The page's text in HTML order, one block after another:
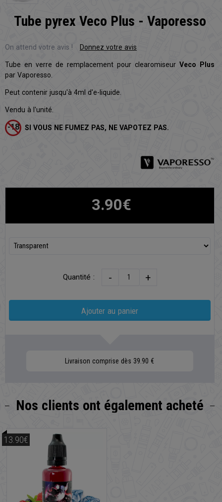
Tube pyrex Veco Plus - Vaporesso
On attend votre avis ! Donnez votre avis
Tube en verre de remplacement pour clearomiseur Veco Plus
par Vaporesso.
Peut contenir jusqu'à 4ml d'e-liquide.
Vendu à l'unité.
SI VOUS NE FUMEZ PAS, NE VAPOTEZ PAS.
3.90€
Quantité : - +
Ajouter au panier
Livraison comprise dès 39.90 €
Nos clients ont également acheté
13.90€